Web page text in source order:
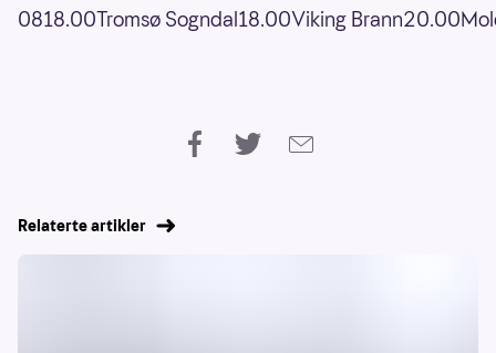
0818.00Tromsø Sogndal18.00Viking
Relaterte artikler